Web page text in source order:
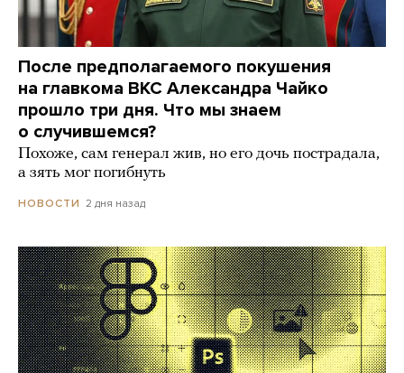
После предполагаемого покушения
на главкома ВКС Александра Чайко
прошло три дня. Что мы знаем
о случившемся?
Похоже, сам генерал жив, но его дочь пострадала,
а зять мог погибнуть
НОВОСТИ 2 дня назад